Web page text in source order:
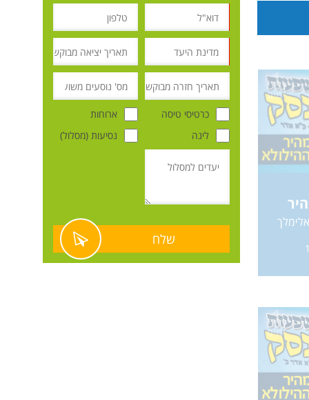
1
ימים
1
ימים
כרטיסי טיסה
ארוחות
לינה
נסיעות (מסלול)
שלח